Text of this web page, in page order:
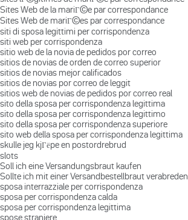
Sites Web de la mariГ©e par correspondance
Sites Web de mariГ©es par correspondance
siti di sposa legittimi per corrispondenza
siti web per corrispondenza
sitio web de la novia de pedidos por correo
sitios de novias de orden de correo superior
sitios de novias mejor calificados
sitios de novias por correo de leggit
sitios web de novias de pedidos por correo real
sito della sposa per corrispondenza legittima
sito della sposa per corrispondenza legittimo
sito della sposa per corrispondenza superiore
sito web della sposa per corrispondenza legittima
skulle jeg kjГёpe en postordrebrud
slots
Soll ich eine Versandungsbraut kaufen
Sollte ich mit einer Versandbestellbraut verabreden
sposa interrazziale per corrispondenza
sposa per corrispondenza calda
sposa per corrispondenza legittima
spose straniere